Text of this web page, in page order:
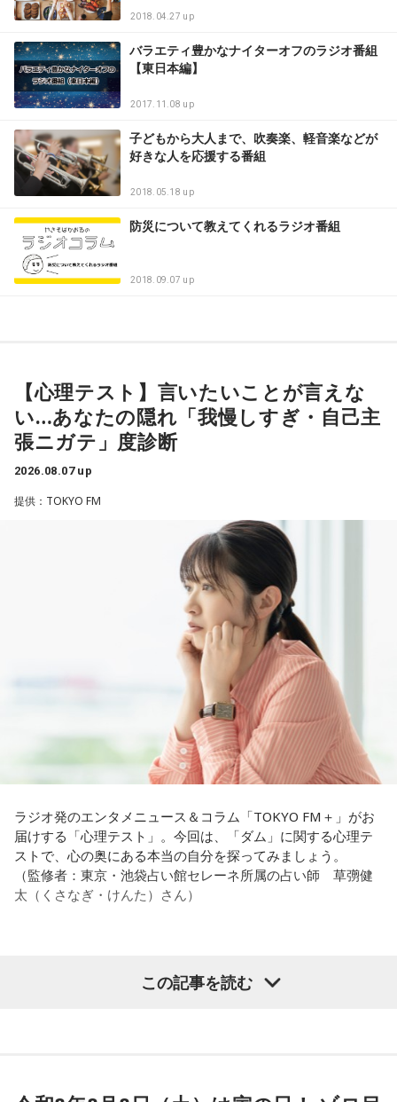
2018.04.27 up
バラエティ豊かなナイターオフのラジオ番組
【東日本編】
2017.11.08 up
子どもから大人まで、吹奏楽、軽音楽などが
好きな人を応援する番組
2018.05.18 up
防災について教えてくれるラジオ番組
2018.09.07 up
【心理テスト】言いたいことが言えな
い…あなたの隠れ「我慢しすぎ・自己主
張ニガテ」度診断
2026.08.07 up
提供：TOKYO FM
ラジオ発のエンタメニュース＆コラム「TOKYO FM＋」がお
届けする「心理テスト」。今回は、「ダム」に関する心理テ
ストで、心の奥にある本当の自分を探ってみましょう。
（監修者：東京・池袋占い館セレーネ所属の占い師 草彅健
太（くさなぎ・けんた）さん）
山奥の大きなダムを見学しているあなた。
さて、あなたが気になったのはどんなことですか？
この記事を読む